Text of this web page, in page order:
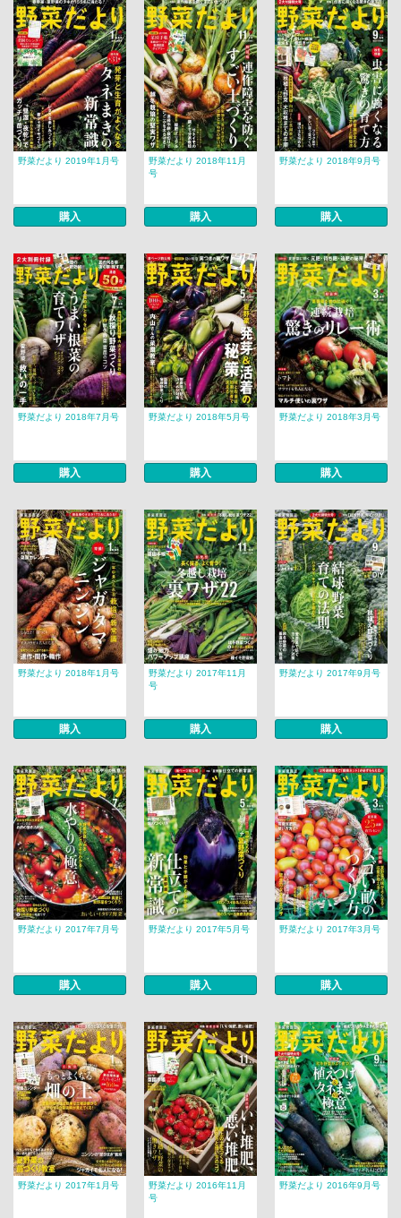
野菜だより 2019年1月号
購入
野菜だより 2018年11月
号
購入
野菜だより 2018年9月号
購入
野菜だより 2018年7月号
購入
野菜だより 2018年5月号
購入
野菜だより 2018年3月号
購入
野菜だより 2018年1月号
購入
野菜だより 2017年11月
号
購入
野菜だより 2017年9月号
購入
野菜だより 2017年7月号
購入
野菜だより 2017年5月号
購入
野菜だより 2017年3月号
購入
野菜だより 2017年1月号
野菜だより 2016年11月
号
野菜だより 2016年9月号